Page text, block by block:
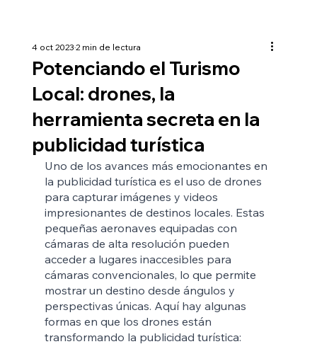
Potenciando el Turismo
Local: drones, la
herramienta secreta en la
publicidad turística
4 oct 20232 min de lectura
Uno de los avances más emocionantes en
la publicidad turística es el uso de drones
para capturar imágenes y videos
impresionantes de destinos locales. Estas
pequeñas aeronaves equipadas con
cámaras de alta resolución pueden
acceder a lugares inaccesibles para
cámaras convencionales, lo que permite
mostrar un destino desde ángulos y
perspectivas únicas. Aquí hay algunas
formas en que los drones están
transformando la publicidad turística: